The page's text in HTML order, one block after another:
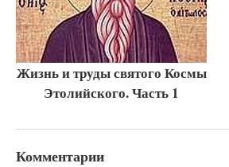
Жизнь и труды святого Космы
Этолийского. Часть 1
Комментарии